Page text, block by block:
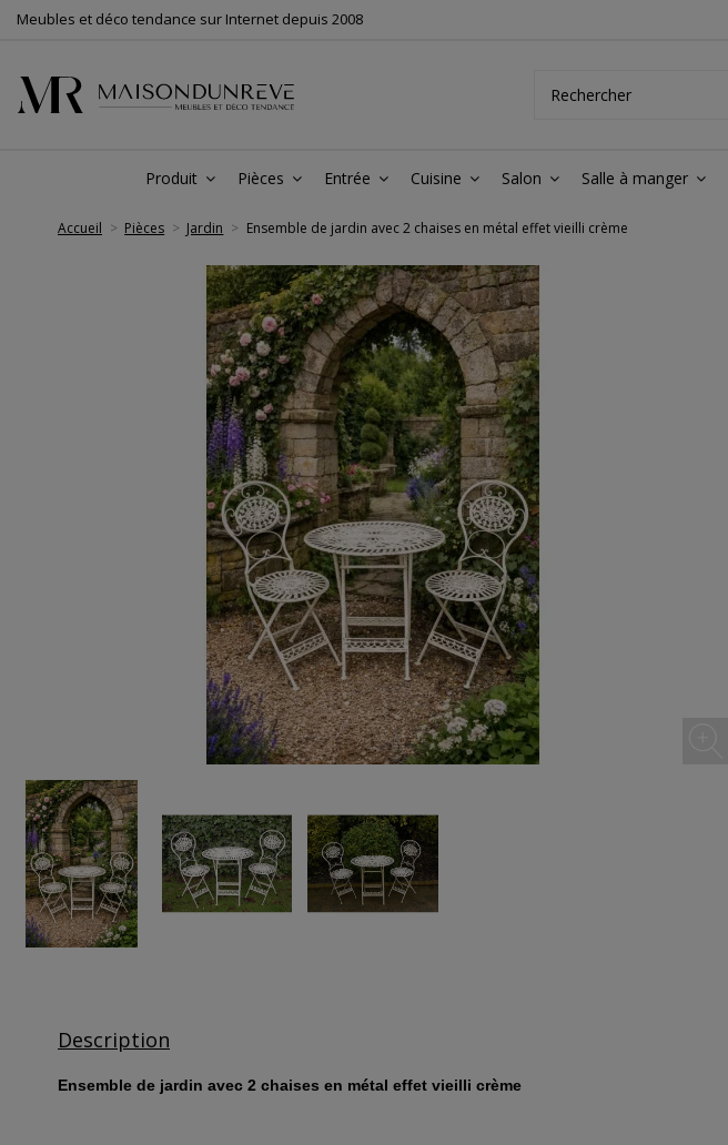
Meubles et déco tendance sur Internet depuis 2008
Produit Pièces Entrée Cuisine Salon Salle à manger
Accueil Pièces Jardin Ensemble de jardin avec 2 chaises en métal effet vieilli crème
Description
Ensemble de jardin avec 2 chaises en métal effet vieilli crème